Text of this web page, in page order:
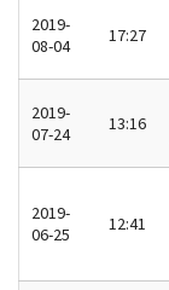
2019-
08-04
17:27
2019-
07-24
13:16
2019-
06-25
12:41